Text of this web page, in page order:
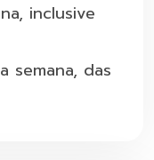
inclusive
semana, das